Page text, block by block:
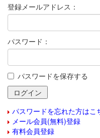
登録メールアドレス：
パスワード：
パスワードを保存する
パスワードを忘れた方はこ
メール会員(無料)登録
有料会員登録